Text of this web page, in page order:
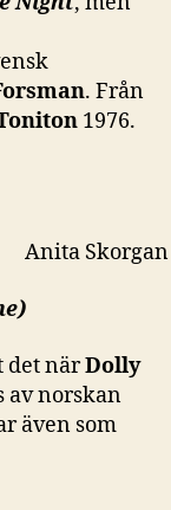
. Från
1976.
det närDolly
av norskan
även som